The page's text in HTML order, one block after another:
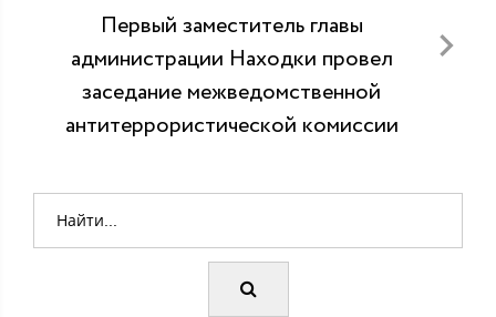
Первый заместитель главы
администрации Находки провел
заседание межведомственной
антитеррористической комиссии